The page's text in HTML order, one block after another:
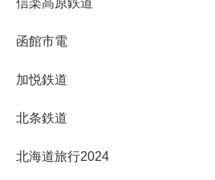
信楽高原鉄道
函館市電
加悦鉄道
北条鉄道
北海道旅行2024